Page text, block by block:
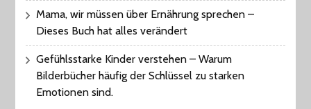
Mama, wir müssen über Ernährung sprechen –
Dieses Buch hat alles verändert
Gefühlsstarke Kinder verstehen – Warum
Bilderbücher häufig der Schlüssel zu starken
Emotionen sind.